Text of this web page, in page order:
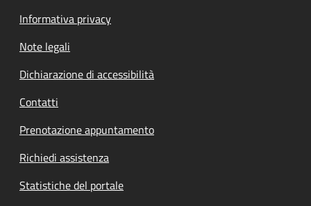
Informativa privacy
Note legali
Dichiarazione di accessibilità
Contatti
Prenotazione appuntamento
Richiedi assistenza
Statistiche del portale